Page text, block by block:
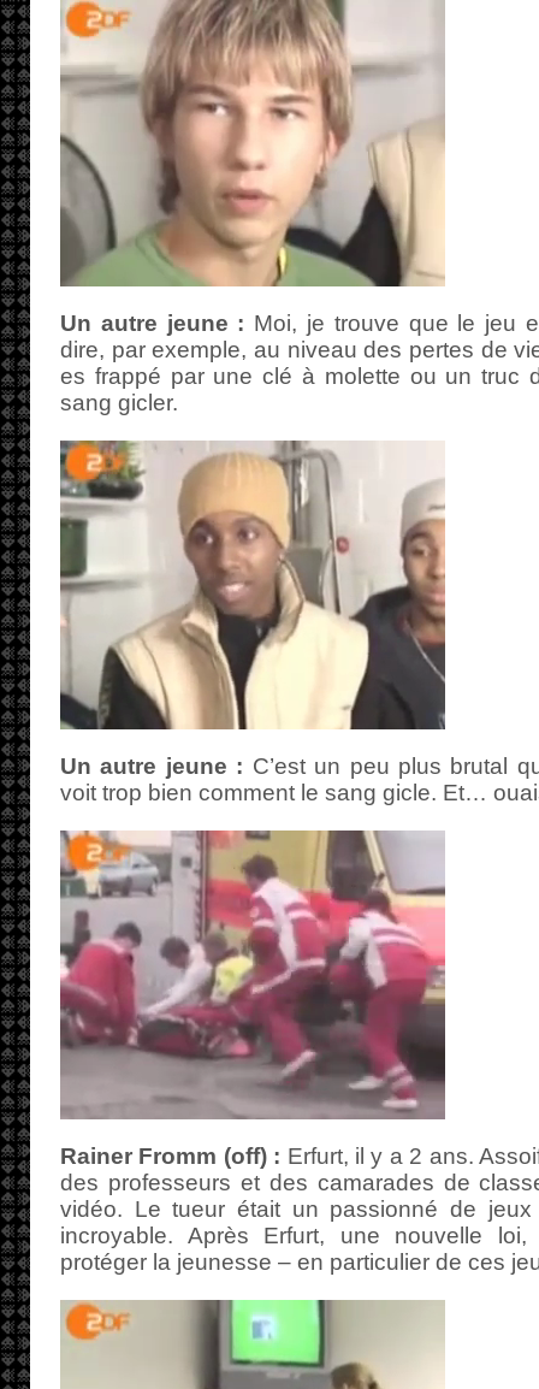
Un autre jeune : Moi, je trouve que le jeu
dire, par exemple, au niveau des pertes de
es frappé par une clé à molette ou un truc
sang gicler.
Un autre jeune : C’est un peu plus brutal
voit trop bien comment le sang gicle. Et…
Rainer Fromm (off) : Erfurt, il y a 2 ans.
des professeurs et des camarades de
vidéo. Le tueur était un passionné de
incroyable. Après Erfurt, une nouvelle
protéger la jeunesse – en particulier de ces